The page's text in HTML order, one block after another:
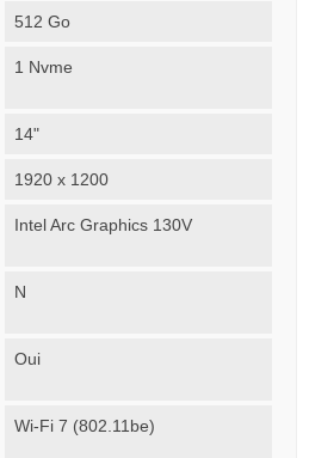
512 Go
1 Nvme
14"
1920 x 1200
Intel Arc Graphics 130V
N
Oui
Wi-Fi 7 (802.11be)